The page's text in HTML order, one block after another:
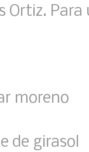
Ortiz.
moreno
de girasol